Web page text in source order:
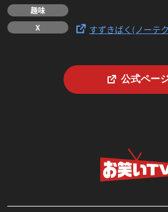
趣味
X
すずきばく(ノーテク
公式ペー